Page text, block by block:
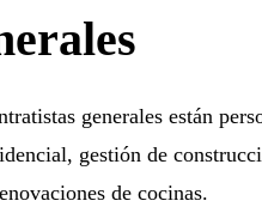
generales están
gestión de
de cocinas.